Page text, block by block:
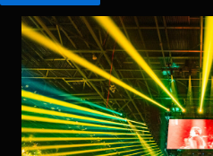
Kazalište